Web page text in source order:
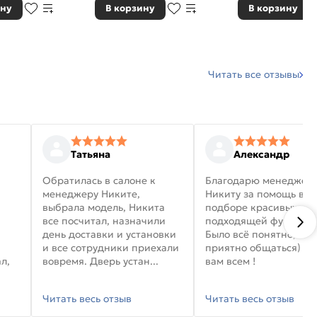
В корзину В корзину
Читать все отзывы
Татьяна
Обратилась в салоне к
менеджеру Никите,
выбрала модель, Никита
все посчитал, назначили
день доставки и установки
и все сотрудники приехали
вовремя. Дверь устан...
Читать весь отзыв
Александр
Благодарю
Никиту за помощь в
подборе красивых
подходящей
Было всё понятно, и
приятно общаться)
вам всем !
Читать весь отзыв